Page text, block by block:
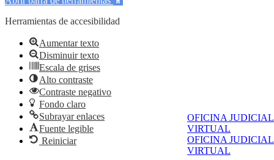
OFICINA JUDICIAL
VIRTUAL
OFICINA JUDICIAL
VIRTUAL
Herramientas de accesibilidad
Aumentar texto
Disminuir texto
Escala de grises
Alto contraste
Contraste negativo
Fondo claro
Subrayar enlaces
Fuente legible
Reiniciar